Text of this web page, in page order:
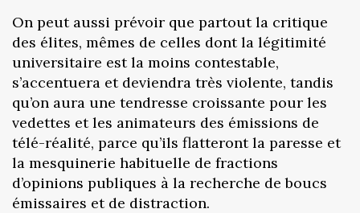
On peut aussi prévoir que partout la critique
des élites, mêmes de celles dont la légitimité
universitaire est la moins contestable,
s’accentuera et deviendra très violente, tandis
qu’on aura une tendresse croissante pour les
vedettes et les animateurs des émissions de
télé-réalité, parce qu’ils flatteront la paresse et
la mesquinerie habituelle de fractions
d’opinions publiques à la recherche de boucs
émissaires et de distraction.